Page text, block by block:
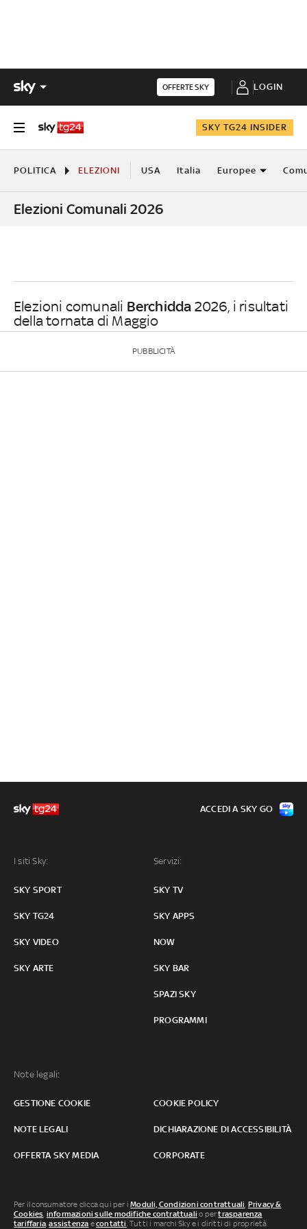
OFFERTE SKY LOGIN
SKY TG24 INSIDER
POLITICA ELEZIONI USA Italia Europee
Elezioni Comunali 2026
Elezioni comunali Berchidda 2026, i risultati
della tornata di Maggio
PUBBLICITÀ
I siti Sky:
SKY SPORT
SKY TG24
SKY VIDEO
SKY ARTE
Servizi:
SKY TV
SKY APPS
NOW
SKY BAR
SPAZI SKY
PROGRAMMI
Note legali:
GESTIONE COOKIE COOKIE POLICY
NOTE LEGALI DICHIARAZIONE DI ACCESSIBILITÀ
OFFERTA SKY MEDIA CORPORATE
ACCEDI A SKY GO
Per il consumatore clicca qui per iModuli, Condizioni contrattuali, Privacy &
Cookies, informazioni sulle modifiche contrattuali o pertrasparenza
tariffaria,assistenza econtatti. Tutti i marchi Sky e i diritti di proprietà